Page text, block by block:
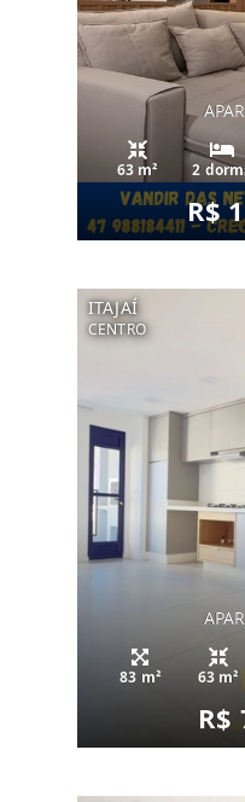
63 m² 2
R$
ITAJAÍ
CENTRO
83 m² 63 m²
R$